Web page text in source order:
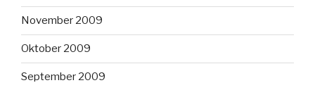
November 2009
Oktober 2009
September 2009